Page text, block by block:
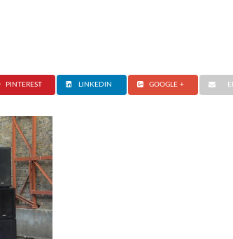
PINTEREST LINKEDIN GOOGLE +